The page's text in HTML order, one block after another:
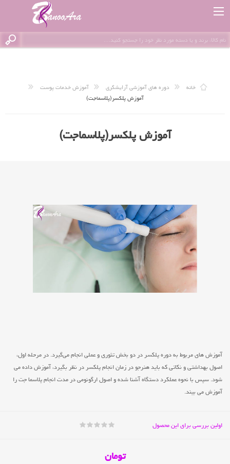
خانه دوره های آموزشی آرایشگری
آموزش خدمات پوست
آموزش پلکسر(پلاسماجت)
آموزش پلکسر(پلاسماجت)
آموزش های مربوط به دوره پلکسر در دو بخش تئوری و عملی انجام می‌گیرد. در مرحله اول،
اصول بهداشتی و نکاتی که باید هنرجو در زمان انجام پلکسر در نظر بگیرد، آموزش داده می
شود. سپس با نحوه عملکرد دستگاه آشنا شده و اصول ارگونومی در مدت انجام پلاسما جت را
آموزش می بیند.
اولین بررسی برای این محصول
تومان